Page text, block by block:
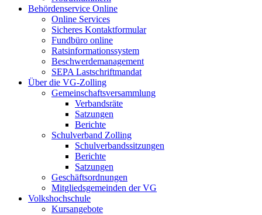
Behördenservice Online
Online Services
Sicheres Kontaktformular
Fundbüro online
Ratsinformationssystem
Beschwerdemanagement
SEPA Lastschriftmandat
Über die VG-Zolling
Gemeinschaftsversammlung
Verbandsräte
Satzungen
Berichte
Schulverband Zolling
Schulverbandssitzungen
Berichte
Satzungen
Geschäftsordnungen
Mitgliedsgemeinden der VG
Volkshochschule
Kursangebote